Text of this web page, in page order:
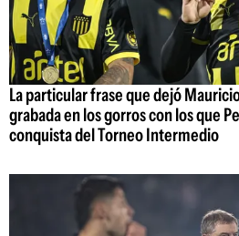
La particular frase que dejó
grabada en los gorros con los que
conquista del Torneo Intermedio